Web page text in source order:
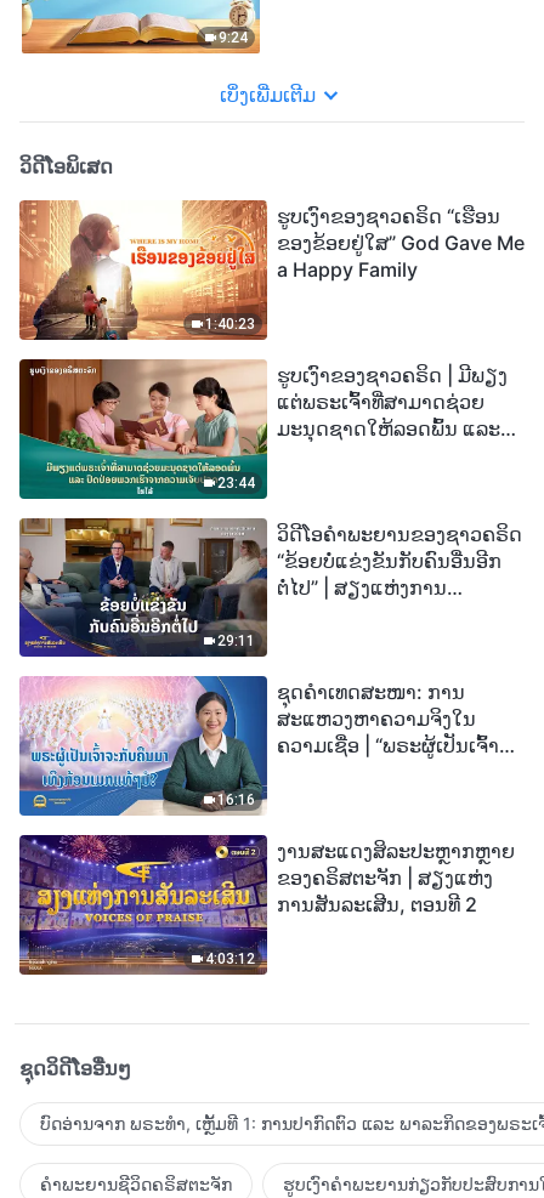
9:24
ເບິ່ງເພີ່ມເຕີມ
ວິດີໂອພິເສດ
1:40:23
ຮູບເງົາຂອງຊາວຄຣິດ “ເຮືອນ
ຂອງຂ້ອຍຢູ່ໃສ” God Gave Me
a Happy Family
23:44
ຮູບເງົາຂອງຊາວຄຣິດ | ມີພຽງ
ແຕ່ພຣະເຈົ້າທີ່ສາມາດຊ່ວຍ
ມະນຸດຊາດໃຫ້ລອດພົ້ນ ແລະ
29:11
ວິດີໂອຄຳພະຍານຂອງຊາວຄຣິດ
“ຂ້ອຍບໍ່ແຂ່ງຂັນກັບຄົນອື່ນອີກ
ຕໍ່ໄປ” | ສຽງແຫ່ງການ
16:16
ຊຸດຄຳເທດສະໜາ: ການ
ສະແຫວງຫາຄວາມຈິງໃນ
ຄວາມເຊື່ອ | “ພຣະຜູ້ເປັນເຈົ້າຈະ
4:03:12
ງານສະແດງສິລະປະຫຼາກຫຼາຍ
ຂອງຄຣິສຕະຈັກ | ສຽງແຫ່ງ
ການສັນລະເສີນ, ຕອນທີ 2
ຊຸດວິດີໂອອື່ນໆ
ບົດອ່ານຈາກ ພຣະທຳ, ເຫຼັ້ມທີ 1: ການປາກົດຕົວ ແລະ ພາລະກິດຂອງພຣະເ
ຄຳພະຍານຊີວິດຄຣິສຕະຈັກ ຮູບເງົາຄຳພະຍານກ່ຽວກັບປະສົບກາ